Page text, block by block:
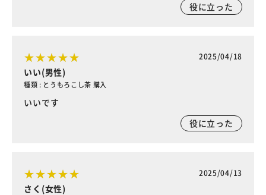
役に立った
2025/04/18
いい(男性)
種類 : とうもろこし茶 購入
いいです
役に立った
2025/04/13
さく(女性)